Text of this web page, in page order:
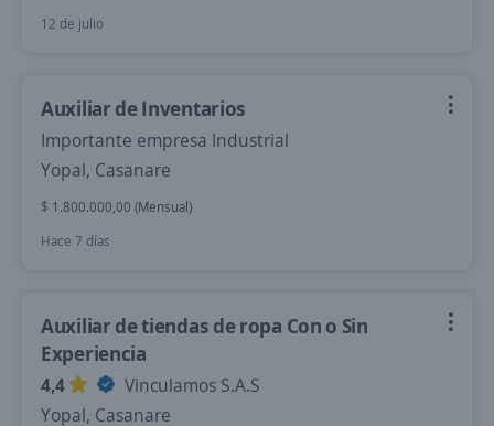
12 de julio
Auxiliar de Inventarios
Importante empresa Industrial
Yopal, Casanare
$ 1.800.000,00 (Mensual)
Hace 7 días
Auxiliar de tiendas de ropa Con o Sin
Experiencia
4,4
Vinculamos S.A.S
Yopal, Casanare